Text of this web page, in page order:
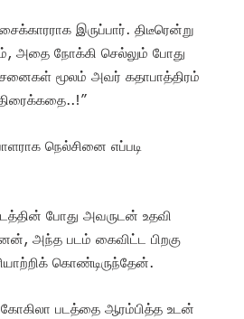
இருப்பார். திடீரென்று
அதை நோக்கி செல்லும் போது
மூலம் அவர் கதாபாத்திரம்
நெல்சினை எப்படி
போது அவருடன் உதவி
அந்த படம் கைவிட்ட பிறகு
கொண்டிருந்தேன்.
கோகிலா படத்தை ஆரம்பித்த உடன்